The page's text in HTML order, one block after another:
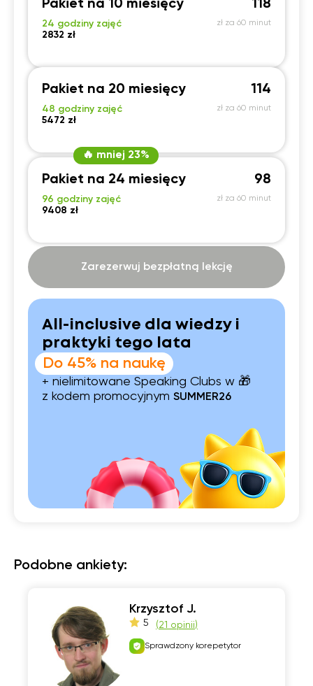
Pakiet na 10 miesięcy
24 godziny zajęć
2832 zł
118
zł za 60 minut
Pakiet na 20 miesięcy
48 godziny zajęć
5472 zł
114
zł za 60 minut
🔥 mniej 23%
Pakiet na 24 miesięcy
96 godziny zajęć
9408 zł
98
zł za 60 minut
Zarezerwuj bezpłatną lekcję
All-inclusive dla wiedzy i
praktyki tego lata
Do 45% na naukę
+ nielimitowane Speaking Clubs w 🎁
z kodem promocyjnym SUMMER26
Podobne ankiety:
Krzysztof J.
5 (21 opinii)
Sprawdzony korepetytor